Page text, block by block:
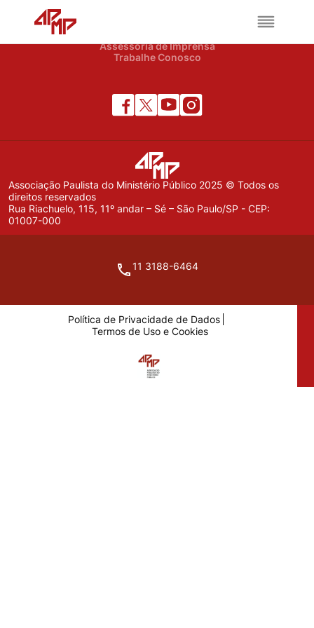
Assessoria de Imprensa
Trabalhe Conosco
Associação Paulista do Ministério Público 2025 © Todos os
direitos reservados
Rua Riachuelo, 115, 11º andar – Sé – São Paulo/SP - CEP:
01007-000
11 3188-6464
Política de Privacidade de Dados
Termos de Uso e Cookies